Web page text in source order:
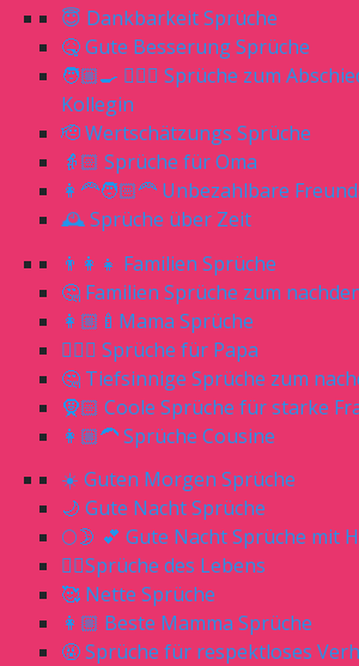
😇 Dankbarkeit Sprüche
🤒 Gute Besserung Sprüche
🧑🏼‍🍳 👨🏼‍⚕️ Sprüche zum
Kollegin
🫡 Wertschätzungs Sprüche
👵🏻 Sprüche für Oma
👩‍🦰🧑🏻‍🦰 Unbezahlbare
🕰 Sprüche über Zeit
👨‍👩‍👧 Familien Sprüche
🤔 Familien Sprüche zum
👩🏼‍🍼Mama Sprüche
🧔🏼‍♂️ Sprüche für Papa
🤔 Tiefsinnige Sprüche zum
🧕🏻 Coole Sprüche für starke
👩🏼‍🦱 Sprüche Cousine
☀️ Guten Morgen Sprüche
🌙 Gute Nacht Sprüche
🌕🌛 💕 Gute Nacht Sprüche mit
☝🏻Sprüche des Lebens
🥰 Nette Sprüche
👩🏼 Beste Mamma Sprüche
🤬 Sprüche für respektloses